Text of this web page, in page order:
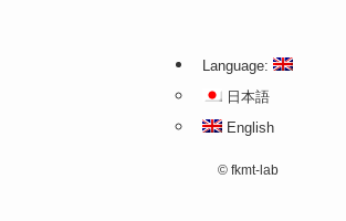
Language:
日本語
English
©fkmt-lab